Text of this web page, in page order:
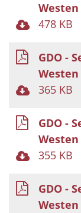
Westen
478 KB
GDO -
Westen
365 KB
GDO -
Westen
355 KB
GDO -
Westen